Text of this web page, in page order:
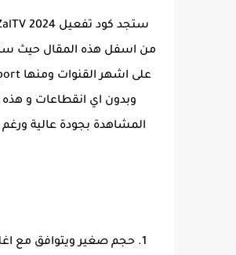
وبدون اي انقطاعات و هذه
حجم صغير ويتوافق مع